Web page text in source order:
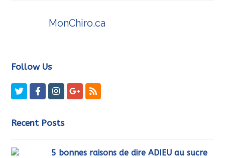
MonChiro.ca
Follow Us
TwitterFacebookInstagramGooglePlus
RSS
Recent Posts
5 bonnes raisons de dire ADIEU au sucre